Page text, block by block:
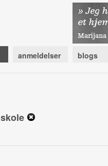
anmeldelser blogs